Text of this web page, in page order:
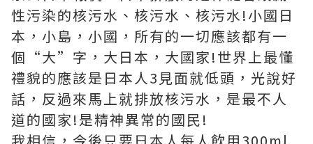
性污染的核污水、核污水、核污水!小國日
本，小島，小國，所有的一切應該都有一
個“大”字，大日本，大國家!世界上最懂
禮貌的應該是日本人3見面就低頭，光說好
話，反過來馬上就排放核污水，是最不人
道的國家!是精神異常的國民!